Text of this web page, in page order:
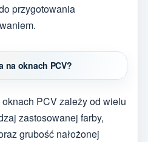
przygotowania
na oknach PCV?
PCV zależy od wielu
zastosowanej farby,
grubość nałożonej